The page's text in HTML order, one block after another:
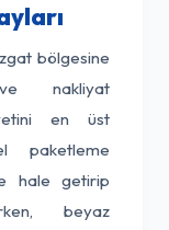
bölgesine
nakliyat
en üst
paketleme
hale getirip
beyaz